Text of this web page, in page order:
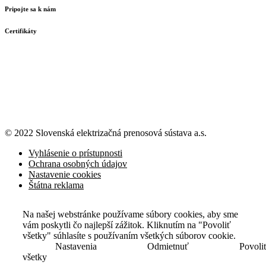
Pripojte sa k nám
Certifikáty
© 2022 Slovenská elektrizačná prenosová sústava a.s.
Vyhlásenie o prístupnosti
Ochrana osobných údajov
Nastavenie cookies
Štátna reklama
Na našej webstránke používame súbory cookies, aby sme
vám poskytli čo najlepší zážitok. Kliknutím na "Povoliť
všetky" súhlasíte s používaním všetkých súborov cookie.
Nastavenia
Odmietnuť
všetky